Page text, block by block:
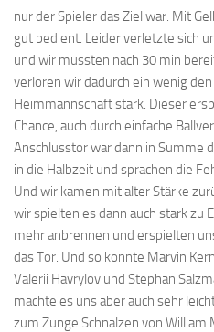
nur der Spieler das Ziel war. Mit
gut bedient. Leider verletzte sich
und wir mussten nach 30 min
verloren wir dadurch ein wenig
Heimmannschaft stark. Dieser
Chance, auch durch einfache
Anschlusstor war dann in Summe
in die Halbzeit und sprachen die
Und wir kamen mit alter Stärke
wir spielten es dann auch stark zu
mehr anbrennen und erspielten
das Tor. Und so konnte Marvin
Valerii Havrylov und Stephan
machte es uns aber auch sehr
zum Zunge Schnalzen von